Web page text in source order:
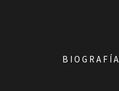
BIOGRAFÍA